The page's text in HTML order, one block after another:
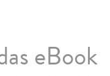
eBook